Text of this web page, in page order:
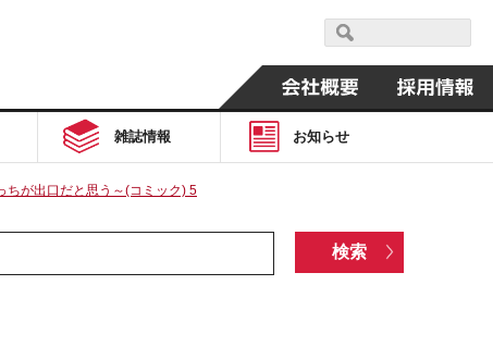
雑誌情報 お知らせ
が出口だと思う～(コミック) 5